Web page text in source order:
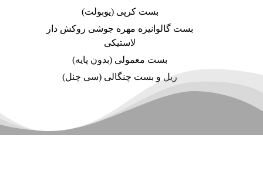
بست کرپی (یوبولت)
بست گالوانیزه مهره جوشی روکش دار
لاستیکی
بست معمولی (بدون پایه)
ریل و بست چنگالی (سی چنل)